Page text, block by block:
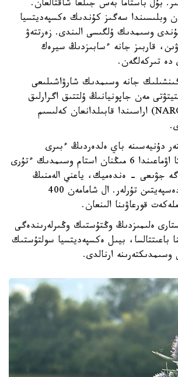
بۇل باستاما بەس جىلعا شاقتالعان.
وبلىسىندا سەگىز كۇندىك ەكسپەديتسيا
وسىمدىك ۇلگىسى الىندى. زەرتتەۋ
قاربىز جانە ءسابىزدىڭ سيرەك
دە تىركەلگەن.
جانە وسىمدىك شارۋاشىلىعى
مەن جاپونيانىڭ ۇلتتىق اگرارلىق
زەرتتەۋلەر ۇيىمى (NARO) اراسىندا قابىلدانعان كەلىسىم
دۇنيەسىنە باي ەلدەردىڭ ءبىرى
سانالادى. رەسپۋبليكا اۋماعىندا 6 مىڭنان استام وسىمدىك ءتۇرى
وسەدى. ونىڭ 500 گە جۋىعى - ەندەميك، ياعني الەمنىڭ
ەشبىر جەرىندە كەزدەسپەيتىن تۇرلەر. ال شامامەن 400
قورعاۋىنا الىنعان.
ەلىمىزدىڭ وڭتۇستىك وڭىرلەرىندەگى
باعىتتالسا، بيىل ەكسپەديتسيا سولتۇستىك
وسىمدىكتەرىنە ارنالدى.